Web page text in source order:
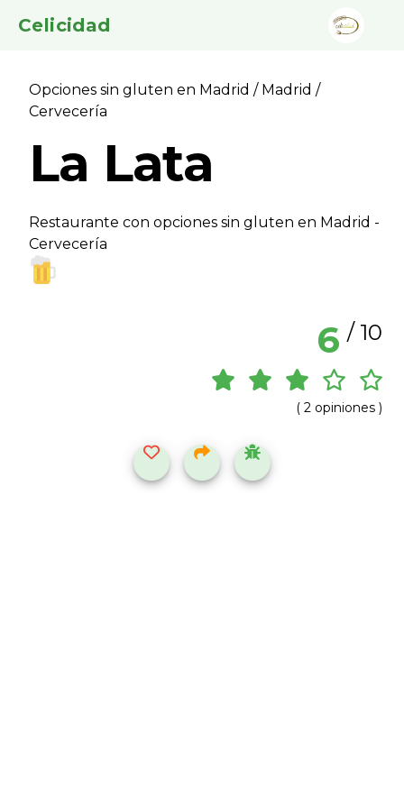
Celicidad
Opciones sin gluten en Madrid / Madrid /
Cervecerí­a
La Lata
Restaurante con opciones sin gluten en Madrid -
Cervecerí­a
6 / 10
( 2 opiniones )